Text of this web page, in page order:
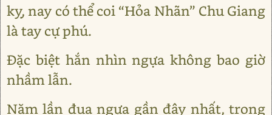
kỵ, nay có thể coi “Hỏa Nhãn” Chu Giang
là tay cự phú.
Đặc biệt hắn nhìn ngựa không bao giờ
nhầm lẫn.
Năm lần đua ngựa gần đây nhất, trong